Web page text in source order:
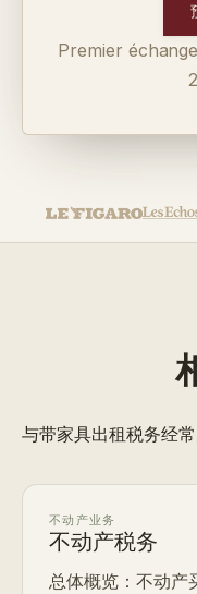
Premier
与带家具出租税务经常
不动产业务
不动产税务
总体概览：不动产